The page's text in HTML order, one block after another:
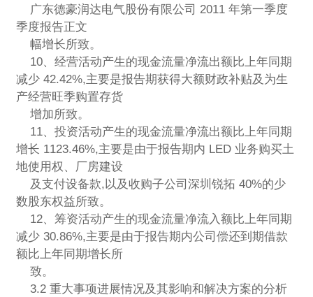
广东德豪润达电气股份有限公司 2011 年第一季度
季度报告正文
幅增长所致。
10、经营活动产生的现金流量净流出额比上年同期
减少 42.42%,主要是报告期获得大额财政补贴及为生
产经营旺季购置存货
增加所致。
11、投资活动产生的现金流量净流出额比上年同期
增长 1123.46%,主要是由于报告期内 LED 业务购买土
地使用权、厂房建设
及支付设备款,以及收购子公司深圳锐拓 40%的少
数股东权益所致。
12、筹资活动产生的现金流量净流入额比上年同期
减少 30.86%,主要是由于报告期内公司偿还到期借款
额比上年同期增长所
致。
3.2 重大事项进展情况及其影响和解决方案的分析